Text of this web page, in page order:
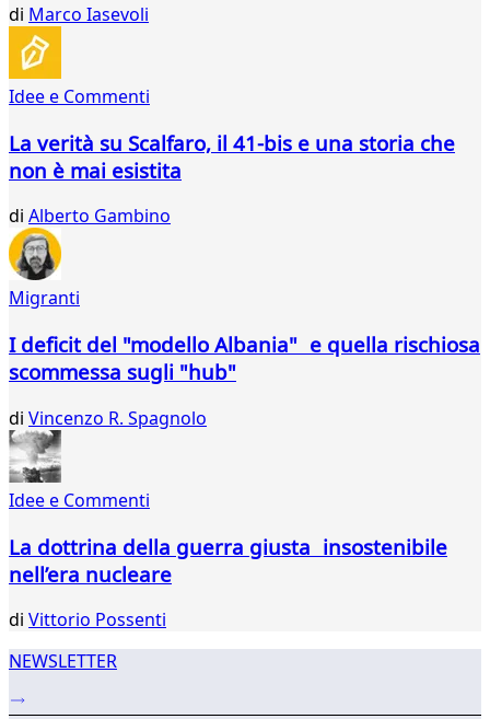
di Marco Iasevoli
Idee e Commenti
La verità su Scalfaro, il 41-bis e una storia che
non è mai esistita
di Alberto Gambino
Migranti
I deficit del "modello Albania" e quella rischiosa
scommessa sugli "hub"
di Vincenzo R. Spagnolo
Idee e Commenti
La dottrina della guerra giusta insostenibile
nell’era nucleare
di Vittorio Possenti
NEWSLETTER